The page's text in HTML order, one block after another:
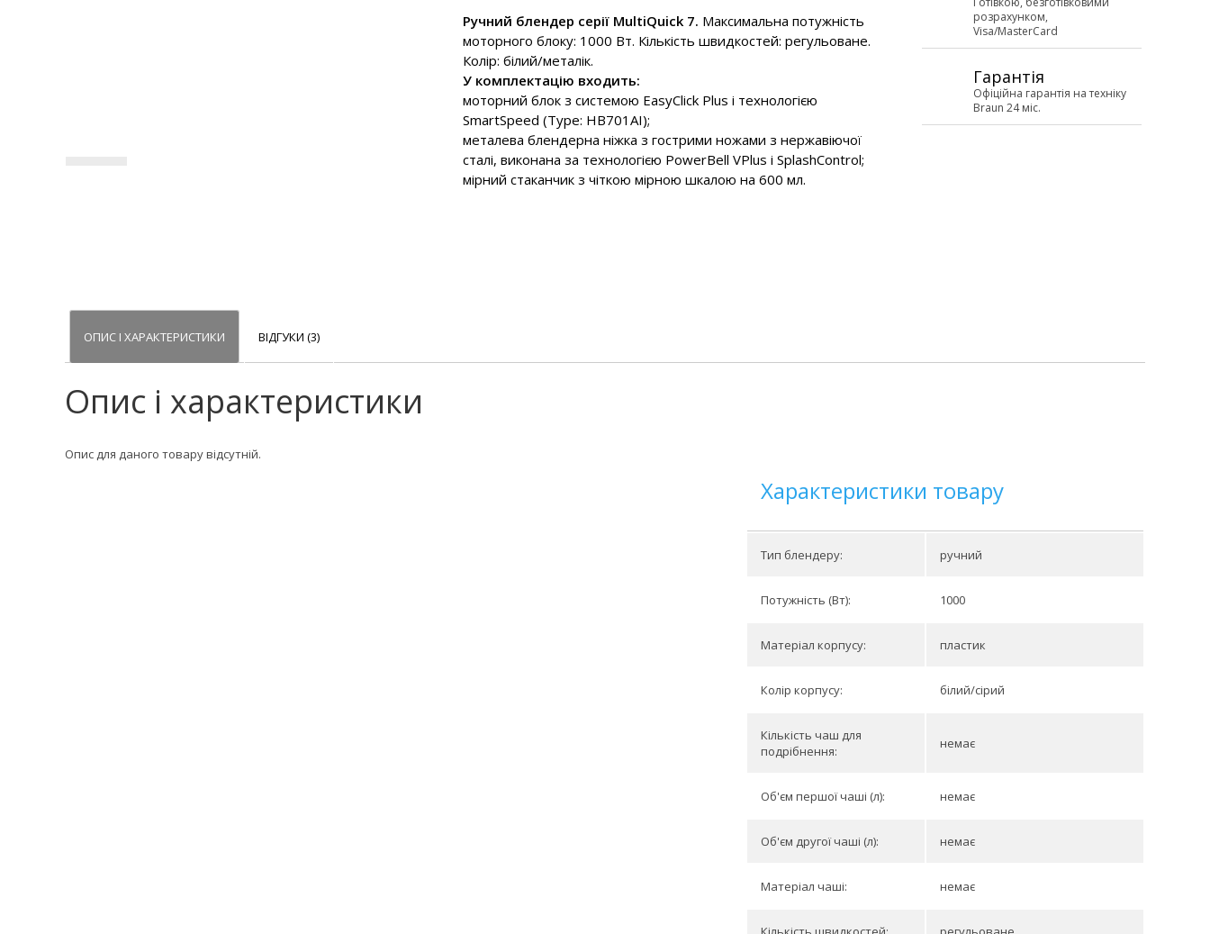
Ручний блендер серії MultiQuick 7. Максимальна потужність
моторного блоку: 1000 Вт. Кількість швидкостей: регульоване.
Колір: білий/металік.
У комплектацію входить:
моторний блок з системою EasyClick Plus і технологією
SmartSpeed (Type: HB701AI);
металева блендерна ніжка з гострими ножами з нержавіючої
сталі, виконана за технологією PowerBell VPlus і SplashControl;
мірний стаканчик з чіткою мірною шкалою на 600 мл.
розрахунком,
Visa/MasterCard
Гарантія
Офіційна гарантія на техніку
Braun 24 міс.
ОПИС І ХАРАКТЕРИСТИКИ ВІДГУКИ (3)
Опис і характеристики
Опис для даного товару відсутній.
Характеристики товару
Тип блендеру: ручний
Потужність (Вт): 1000
Матеріал корпусу: пластик
Колір корпусу: білий/сірий
Кількість чаш для
подрібнення:
немає
Об'єм першої чаші (л): немає
Об'єм другої чаші (л): немає
Матеріал чаші: немає